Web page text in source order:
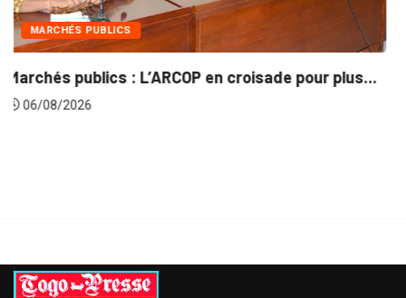
INTÉGRATION RÉGIONALE
Gestion concertée et durable du Bassin du...